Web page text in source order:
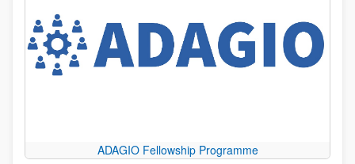
ADAGIO Fellowship Programme